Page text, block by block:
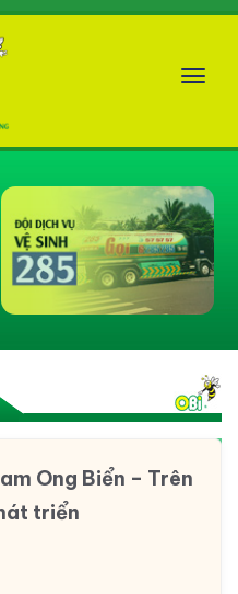
Ong Biển – Trên
triển